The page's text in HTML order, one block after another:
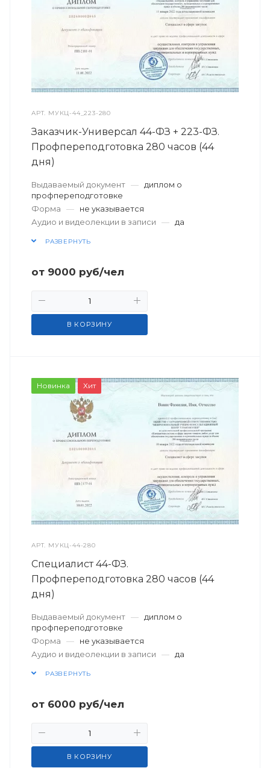
АРТ. МУКЦ-44_223-280
Заказчик-Универсал 44-ФЗ + 223-ФЗ.
Профпереподготовка 280 часов (44
дня)
Выдаваемый документ —
диплом о
профпереподготовке
Форма
—
не указывается
Аудио и видеолекции в записи
— да
РАЗВЕРНУТЬ
от 9000 руб/чел
В КОРЗИНУ
Новинка Хит
АРТ. МУКЦ-44-280
Специалист 44-ФЗ.
Профпереподготовка 280 часов (44
дня)
Выдаваемый документ —
диплом о
профпереподготовке
Форма
—
не указывается
Аудио и видеолекции в записи
— да
РАЗВЕРНУТЬ
от 6000 руб/чел
В КОРЗИНУ